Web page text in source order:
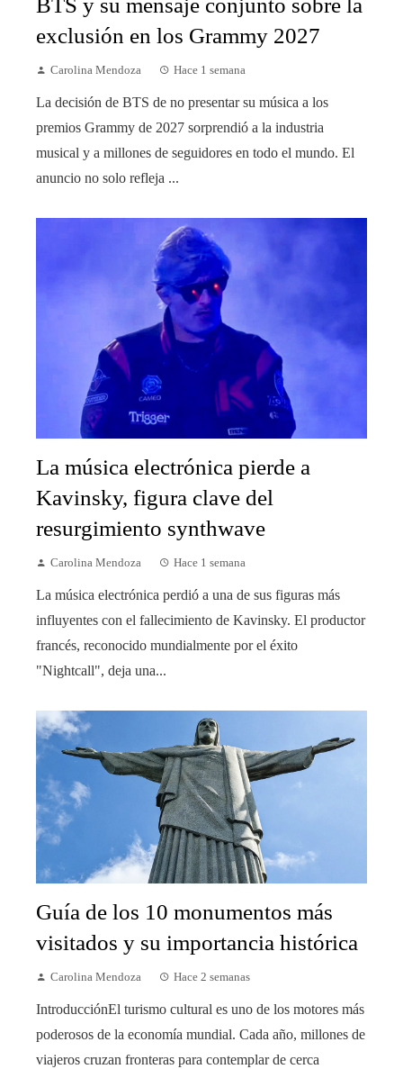
exclusión en los Grammy 2027
Carolina Mendoza Hace 1 semana
La decisión de BTS de no presentar su música a los
premios Grammy de 2027 sorprendió a la industria
musical y a millones de seguidores en todo el mundo. El
anuncio no solo refleja ...
La música electrónica pierde a
Kavinsky, figura clave del
resurgimiento synthwave
Carolina Mendoza Hace 1 semana
La música electrónica perdió a una de sus figuras más
influyentes con el fallecimiento de Kavinsky. El productor
francés, reconocido mundialmente por el éxito
"Nightcall", deja una...
Guía de los 10 monumentos más
visitados y su importancia histórica
Carolina Mendoza Hace 2 semanas
IntroducciónEl turismo cultural es uno de los motores más
poderosos de la economía mundial. Cada año, millones de
viajeros cruzan fronteras para contemplar de cerca